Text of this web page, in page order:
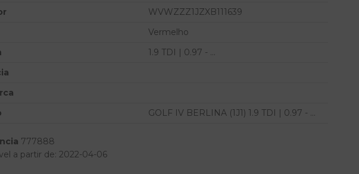
WVWZZZ1JZXB111639
Vermelho
1.9 TDI | 0.97 - ...
GOLF IV BERLINA (1J1) 1.9 TDI | 0.97 - ...
777888
a partir de: 2022-04-06